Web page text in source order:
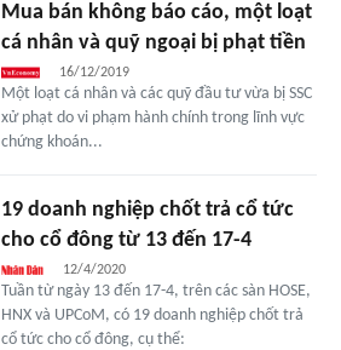
Mua bán không báo cáo, một loạt
cá nhân và quỹ ngoại bị phạt tiền
16/12/2019
Một loạt cá nhân và các quỹ đầu tư vừa bị SSC
xử phạt do vi phạm hành chính trong lĩnh vực
chứng khoán...
19 doanh nghiệp chốt trả cổ tức
cho cổ đông từ 13 đến 17-4
12/4/2020
Tuần từ ngày 13 đến 17-4, trên các sàn HOSE,
HNX và UPCoM, có 19 doanh nghiệp chốt trả
cổ tức cho cổ đông, cụ thể: